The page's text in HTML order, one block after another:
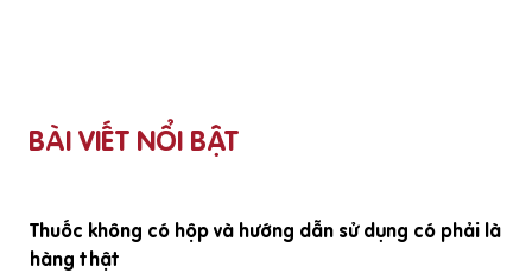
BÀI VIẾT NỔI BẬT
Thuốc không có hộp và hướng dẫn sử dụng có phải là
hàng thật